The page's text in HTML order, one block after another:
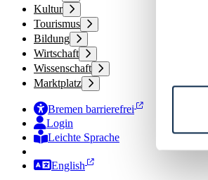
Kultur
Tourismus
Bildung
Wirtschaft
Wissenschaft
Marktplatz
Bremen barrierefrei
Login
Leichte Sprache
Zur Deutschen Gebärdensprache
English